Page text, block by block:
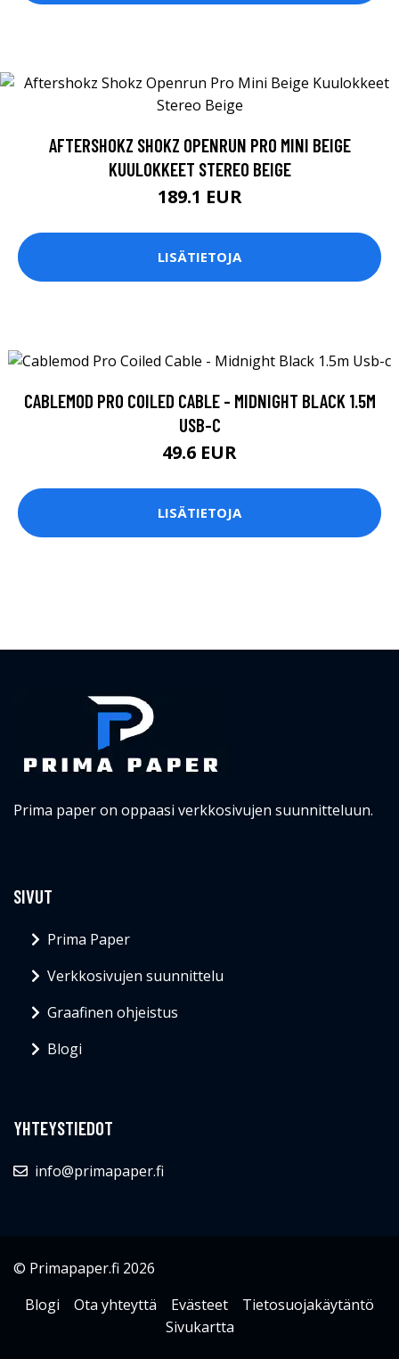
AFTERSHOKZ SHOKZ OPENRUN PRO MINI BEIGE
KUULOKKEET STEREO BEIGE
189.1 EUR
LISÄTIETOJA
CABLEMOD PRO COILED CABLE - MIDNIGHT BLACK 1.5M
USB-C
49.6 EUR
LISÄTIETOJA
Prima paper on oppaasi verkkosivujen suunnitteluun.
SIVUT
Prima Paper
Verkkosivujen suunnittelu
Graafinen ohjeistus
Blogi
YHTEYSTIEDOT
info@primapaper.fi
© Primapaper.fi 2026
Blogi
Ota yhteyttä Evästeet
Tietosuojakäytäntö
Sivukartta